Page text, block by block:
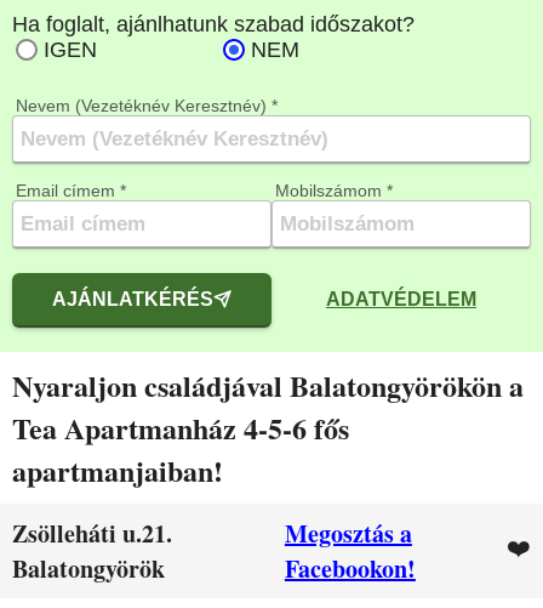
Nevem (Vezetéknév Keresztnév) *
Email címem * Mobilszámom *
AJÁNLATKÉRÉS ADATVÉDELEM
Nyaraljon családjával Balatongyörökön a
Tea Apartmanház 4-5-6 fős
apartmanjaiban!
Zsölleháti u.21.
Balatongyörök
Megosztás a
Facebookon!
❤️